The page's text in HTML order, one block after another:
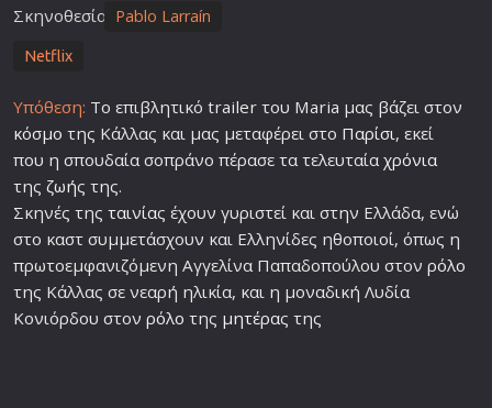
Σκηνοθεσία Pablo Larraín
Netflix
Υπόθεση: Το επιβλητικό trailer του Maria μας βάζει στον
κόσμο της Κάλλας και μας μεταφέρει στο Παρίσι, εκεί
που η σπουδαία σοπράνο πέρασε τα τελευταίαχρόνια
της ζωής της.
Σκηνές της ταινίας έχουν γυριστεί και στην Ελλάδα, ενώ
στο καστ συμμετάσχουν και Ελληνίδες ηθοποιοί, όπως η
πρωτοεμφανιζόμενη Αγγελίνα Παπαδοπούλου στον ρόλο
της Κάλλας σε νεαρή ηλικία, και η μοναδική Λυδία
Κονιόρδου στον ρόλο της μητέρας της